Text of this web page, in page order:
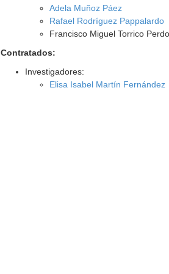
Adela Muñoz Páez
Rafael Rodríguez Pappalardo
Francisco Miguel Torrico
Contratados:
Investigadores:
Elisa Isabel Martín Fernández